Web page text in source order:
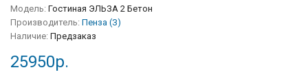
Модель: Гостиная ЭЛЬЗА 2 Бетон
Производитель: Пенза (З)
Наличие: Предзаказ
25950р.